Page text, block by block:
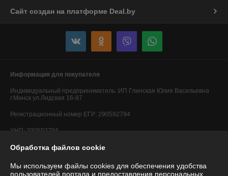
Сайт создан на платформе Deal.by
Информация для покупателя
Индивидуальный предприниматель: ИП Глинская Юлия Васильевна
г.Минск ул.Лидская 16-97
Регистрационный номер ЕГР: 290592794
УНП: 290592794
Регистрационный орган: Минский горисполком
Дата регистрации компании: 20.05.2014
Обработка файлов cookie
Мы используем файлы cookies для обеспечения удобства
пользователей портала и предоставления персональных